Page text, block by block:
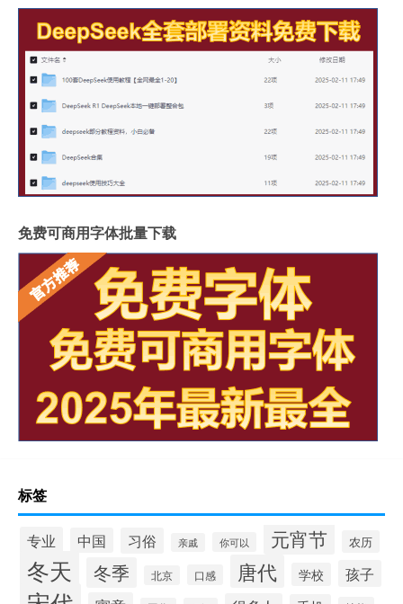
免费可商用字体批量下载
标签
专业 中国 习俗 亲戚 你可以 元宵节 农历
冬天 冬季 北京 口感 唐代 学校 孩子